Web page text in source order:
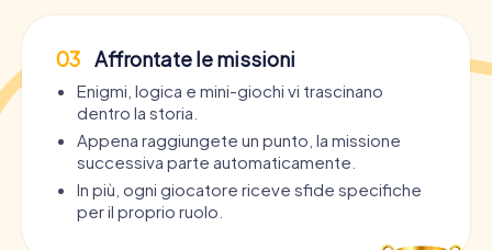
03 Affrontate le missioni
Enigmi, logica e mini-giochi vi trascinano
dentro la storia.
Appena raggiungete un punto, la missione
successiva parte automaticamente.
In più, ogni giocatore riceve sfide specifiche
per il proprio ruolo.